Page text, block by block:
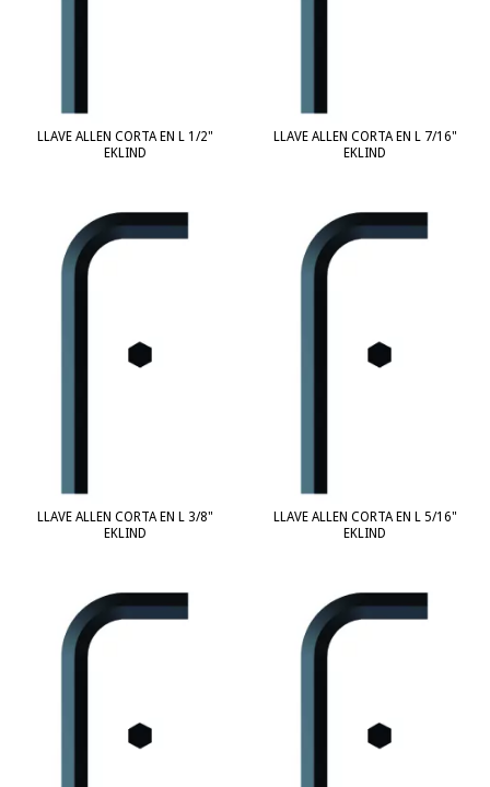
LLAVE ALLEN CORTA EN L 1/2"
EKLIND
LLAVE ALLEN CORTA EN L 7/16"
EKLIND
LLAVE ALLEN CORTA EN L 3/8"
EKLIND
LLAVE ALLEN CORTA EN L 5/16"
EKLIND